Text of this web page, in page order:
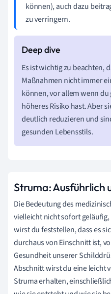
können), auch dazu
zu verringern.
Es ist wichtig zu beachten,
Maßnahmen nicht immer
können, vor allem wenn
höheres Risiko hast. Aber
deutlich reduzieren und
gesunden Lebensstils.
Struma: Ausführlich
Die Bedeutung des
vielleicht nicht sofort
wirst du feststellen, dass es
durchaus von Einschnitt ist,
Gesundheit unserer
Abschnitt wirst du eine leicht
Struma erhalten,